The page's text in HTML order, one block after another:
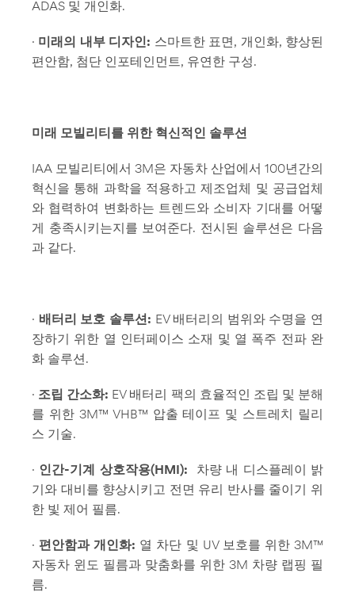
ADAS 및 개인화.
· 미래의 내부 디자인: 스마트한 표면, 개인화, 향상된
편안함, 첨단 인포테인먼트, 유연한 구성.
미래 모빌리티를 위한 혁신적인 솔루션
IAA 모빌리티에서 3M은 자동차 산업에서 100년간의
혁신을 통해 과학을 적용하고 제조업체 및 공급업체
와 협력하여 변화하는 트렌드와 소비자 기대를 어떻
게 충족시키는지를 보여준다. 전시된 솔루션은 다음
과 같다.
· 배터리 보호 솔루션: EV 배터리의 범위와 수명을 연
장하기 위한 열 인터페이스 소재 및 열 폭주 전파 완
화 솔루션.
· 조립 간소화: EV 배터리 팩의 효율적인 조립 및 분해
를 위한 3M™ VHB™ 압출 테이프 및 스트레치 릴리
스 기술.
· 인간-기계 상호작용(HMI): 차량 내 디스플레이 밝
기와 대비를 향상시키고 전면 유리 반사를 줄이기 위
한 빛 제어 필름.
· 편안함과 개인화: 열 차단 및 UV 보호를 위한 3M™
자동차 윈도 필름과 맞춤화를 위한 3M 차량 랩핑 필
름.